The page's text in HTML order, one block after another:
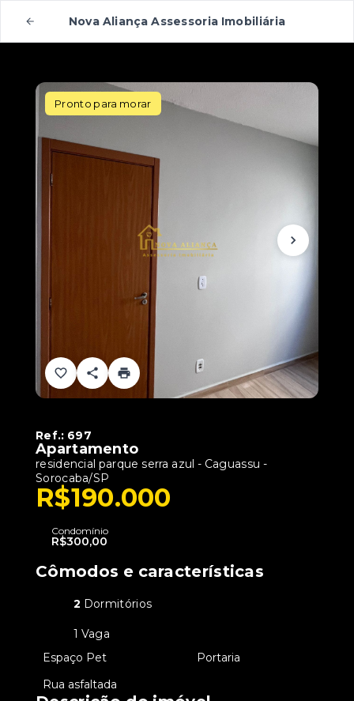
Nova Aliança Assessoria Imobiliária
Pronto para morar
Ref.: 697
Apartamento
residencial parque serra azul - Caguassu -
Sorocaba/SP
R$190.000
Condomínio
R$300,00
Cômodos e características
2 Dormitórios
1 Vaga
Espaço Pet
Portaria
Rua asfaltada